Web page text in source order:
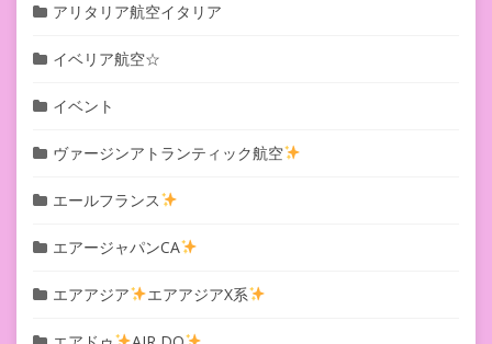
アリタリア航空イタリア
イベリア航空☆
イベント
ヴァージンアトランティック航空
エールフランス
エアージャパンCA
エアアジア エアアジアX系